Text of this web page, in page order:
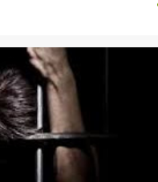
CONTROL SOCIAL